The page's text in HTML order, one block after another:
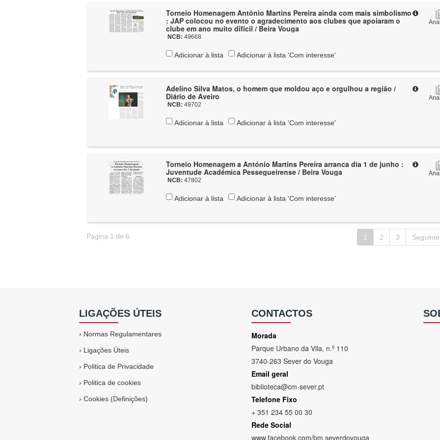
Torneio Homenagem António Martins Pereira ainda com mais simbolismo
: JAP colocou no evento o agradecimento aos clubes que apoiaram o
clube em ano muito difícil / Beira Vouga
NCB:49668
Adicionar à lista Adicionar à lista 'Com interesse'
Adelino Silva Matos, o homem que moldou aço e orgulhou a região /
Diário de Aveiro
NCB:49702
Adicionar à lista Adicionar à lista 'Com interesse'
Torneio Homenagem a António Martins Pereira arranca dia 1 de junho :
Juventude Académica Pessegueirense / Beira Vouga
NCB:47802
Adicionar à lista Adicionar à lista 'Com interesse'
Página 1 de 6 1 2 3 Seguinte
LIGAÇÕES ÚTEIS
› Normas Regulamentares
› Ligações Úteis
› Politica de Privacidade
› Politica de cookies
›Cookies (Definições)
CONTACTOS
Morada
Parque Urbano da Vila, n.º 110
3740-263 Sever do Vouga
Email geral
biblioteca@cm-sever.pt
Telefone Fixo
+ 351 234 55 00 30
Rede Social
www.facebook.com/bm.severdovouga